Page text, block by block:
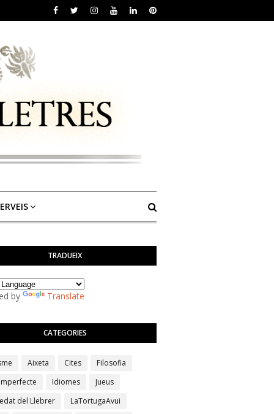
TRADUEIX
by Translate
CATEGORIES
Aixeta Cites
Filosofia
Idiomes
Jueus
del Llebrer
LaTortugaAvui